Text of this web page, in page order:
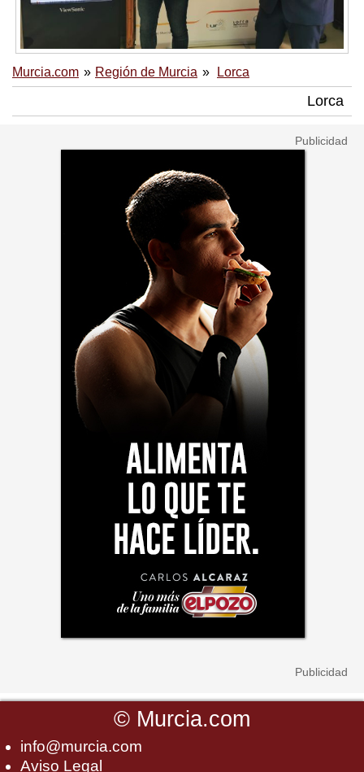
Murcia.com Región de Murcia Lorca
Lorca
© Murcia.com
info@murcia.com
Aviso Legal